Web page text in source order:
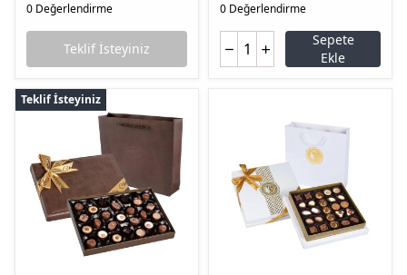
0 Değerlendirme
Teklif İsteyiniz
0 Değerlendirme
Sepete
Ekle
Teklif İsteyiniz